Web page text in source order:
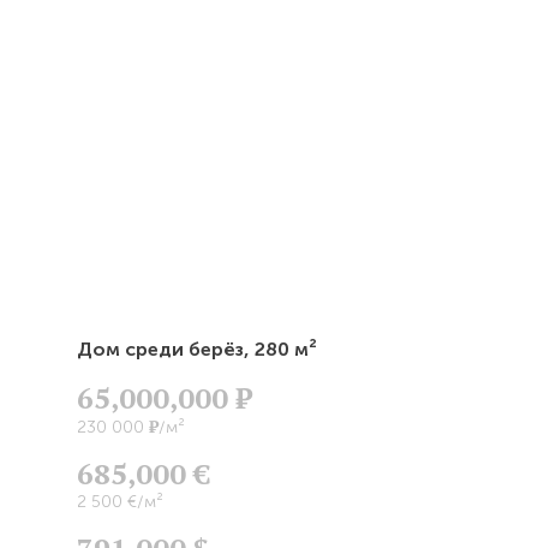
Дом среди берёз, 280 м²
65,000,000Р
230 000 Р/м²
685,000 €
2 500 €/м²